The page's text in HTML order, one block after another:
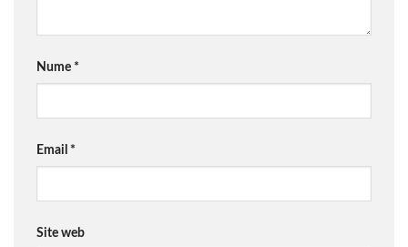
Nume *
Email *
Site web